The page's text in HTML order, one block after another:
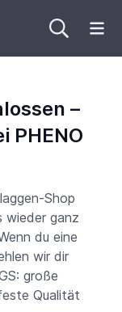
–
PHENO
Shop
wieder ganz
du eine
wir dir
große
Qualität